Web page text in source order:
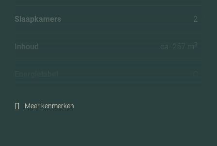
Slaapkamers 2
Inhoud ca. 257 m 3
IsolatieMeer kenmerken